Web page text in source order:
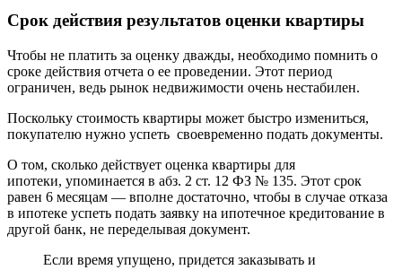
Срок действия результатов оценки квартиры
Чтобы не платить за оценку дважды, необходимо помнить о
сроке действия отчета о ее проведении. Этот период
ограничен, ведь рынок недвижимости очень нестабилен.
Поскольку стоимость квартиры может быстро измениться,
покупателю нужно успеть своевременно подать документы.
О том, сколько действует оценка квартиры для
ипотеки, упоминается в абз. 2 ст. 12 ФЗ № 135. Этот срок
равен 6 месяцам — вполне достаточно, чтобы в случае отказа
в ипотеке успеть подать заявку на ипотечное кредитование в
другой банк, не переделывая документ.
Если время упущено, придется заказывать и